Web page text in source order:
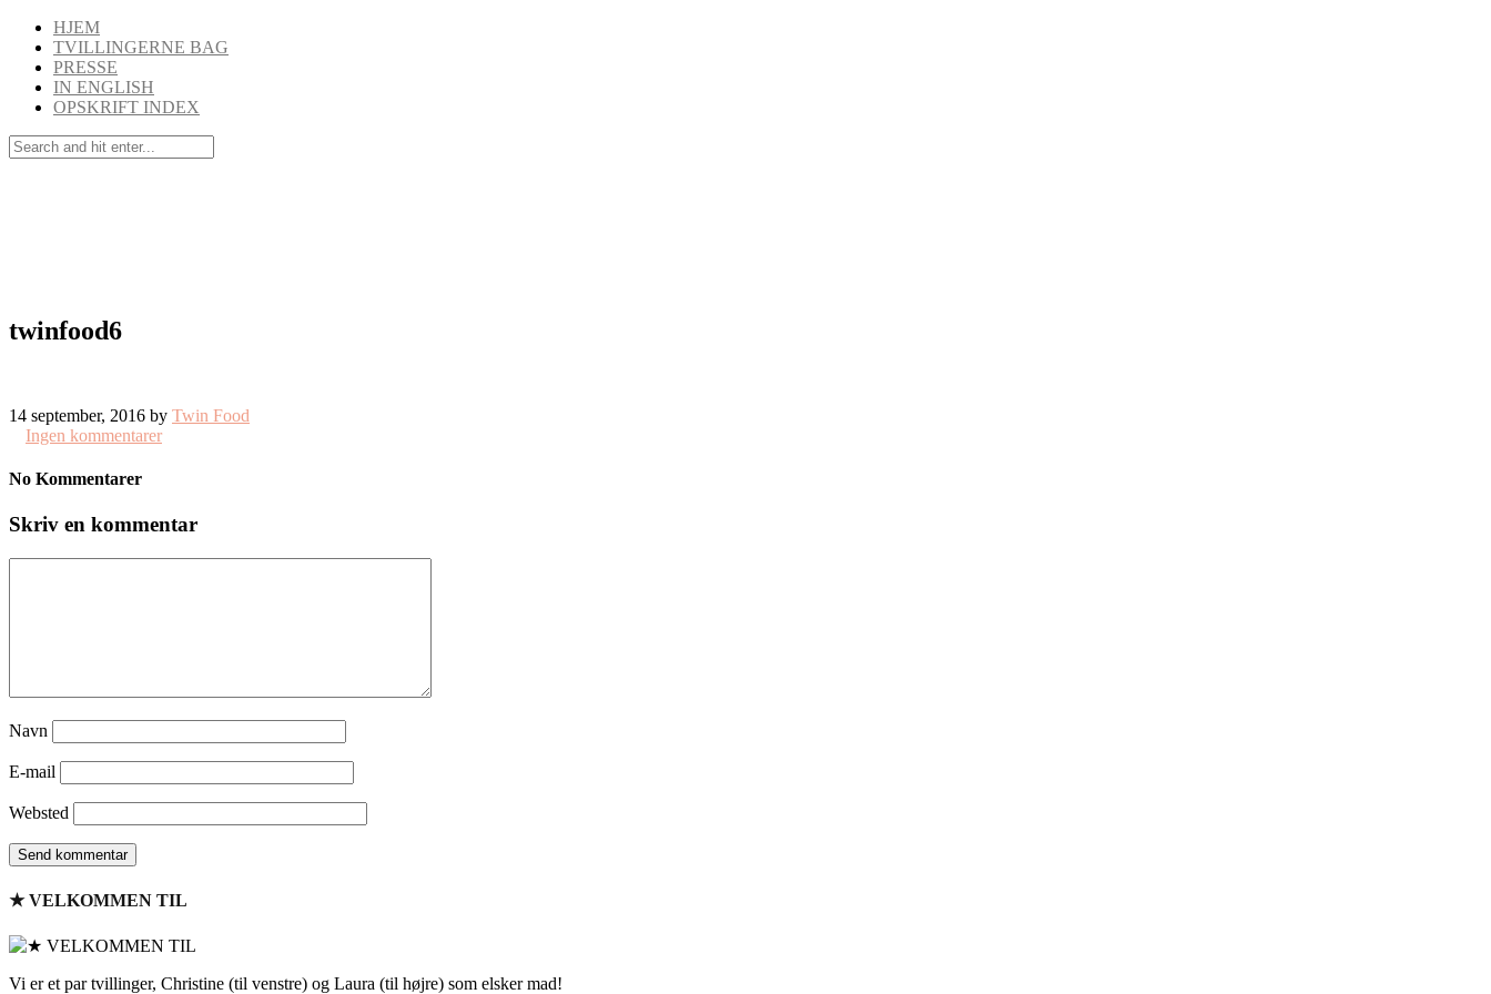
HJEM
TVILLINGERNE BAG
PRESSE
IN ENGLISH
OPSKRIFT INDEX
twinfood6
14 september, 2016 by Twin Food
Ingen kommentarer
No Kommentarer
Skriv en kommentar
Navn
E-mail
Websted
★ VELKOMMEN TIL
Vi er et par tvillinger, Christine (til venstre) og Laura (til højre) som elsker mad!